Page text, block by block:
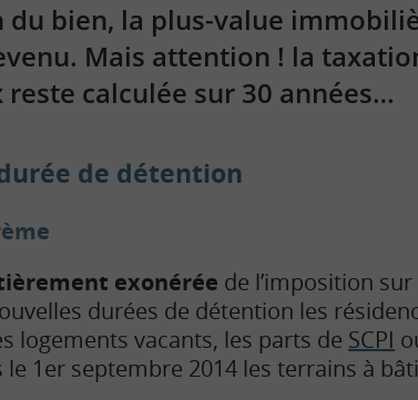
du bien, la plus-value
Mais attention ! la
calculée sur 30 années…
de détention
exonérée de l’imposition
durées de détention les
logements vacants, les parts de SCPI
le 1er septembre 2014 les terrains à